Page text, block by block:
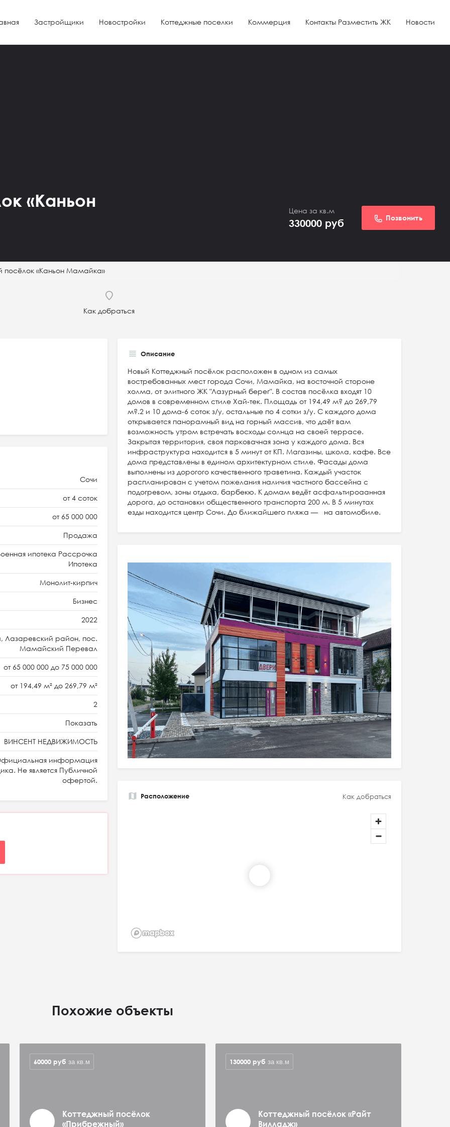
Застройщики Новостройки Коттеджные поселки Коммерция Контакты Разместить ЖК Новости
«Каньон
Цена за кв.м
330000 руб Позвонить
посёлок «Каньон Мамайка»
Как добраться
Описание
Новый Коттеджный посёлок расположен в одном из самых
востребованных мест города Сочи, Мамайка, на восточной стороне
холма, от элитного ЖК "Лазурный берег". В состав посёлка входят 10
домов в современном стиле Хай-тек. Площадь от 194,49 м? до 269,79
м?.2 и 10 дома-6 соток з/у, остальные по 4 сотки з/у. С каждого дома
открывается панорамный вид на горный массив, что даёт вам
возможность утром встречать восходы солнца на своей террасе.
Закрытая территория, своя парковачная зона у каждого дома. Вся
инфраструктура находится в 5 минут от КП. Магазины, школа, кафе. Все
дома представлены в едином архитектурном стиле. Фасады дома
выполнены из дорогого качественного траветина. Каждый участок
распланирован с учетом пожелания наличия частного бассейна с
подогревом, зоны отдыха, барбекю. К домам ведёт асфальтироаанная
дорога, до остановки общественного транспорта 200 м. В 5 минутах
езды находится центр Сочи. До ближайшего пляжа — на автомобиле.
Сочи
от 4 соток
от 65 000 000
Продажа
ипотека Рассрочка
Ипотека
Монолит-кирпич
Бизнес
2022
Лазаревский район, пос.
Мамайский Перевал
от 65 000 000 до 75 000 000
от 194,49 м² до 269,79 м²
2
Показать
ВИНСЕНТ НЕДВИЖИМОСТЬ
информация
Не является Публичной
офертой.
Расположение Как добраться
Похожие объекты
Коттеджный посёлок
«Прибрежный»
60000 руб за кв.м
Коттеджный посёлок «Райт
Вилладж»
130000 руб за кв.м